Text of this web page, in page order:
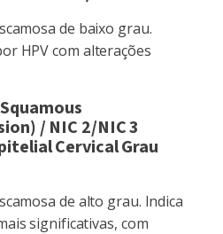
de baixo grau.
HPV com alterações
/ NIC 2/NIC 3
Cervical Grau
de alto grau. Indica
significativas, com